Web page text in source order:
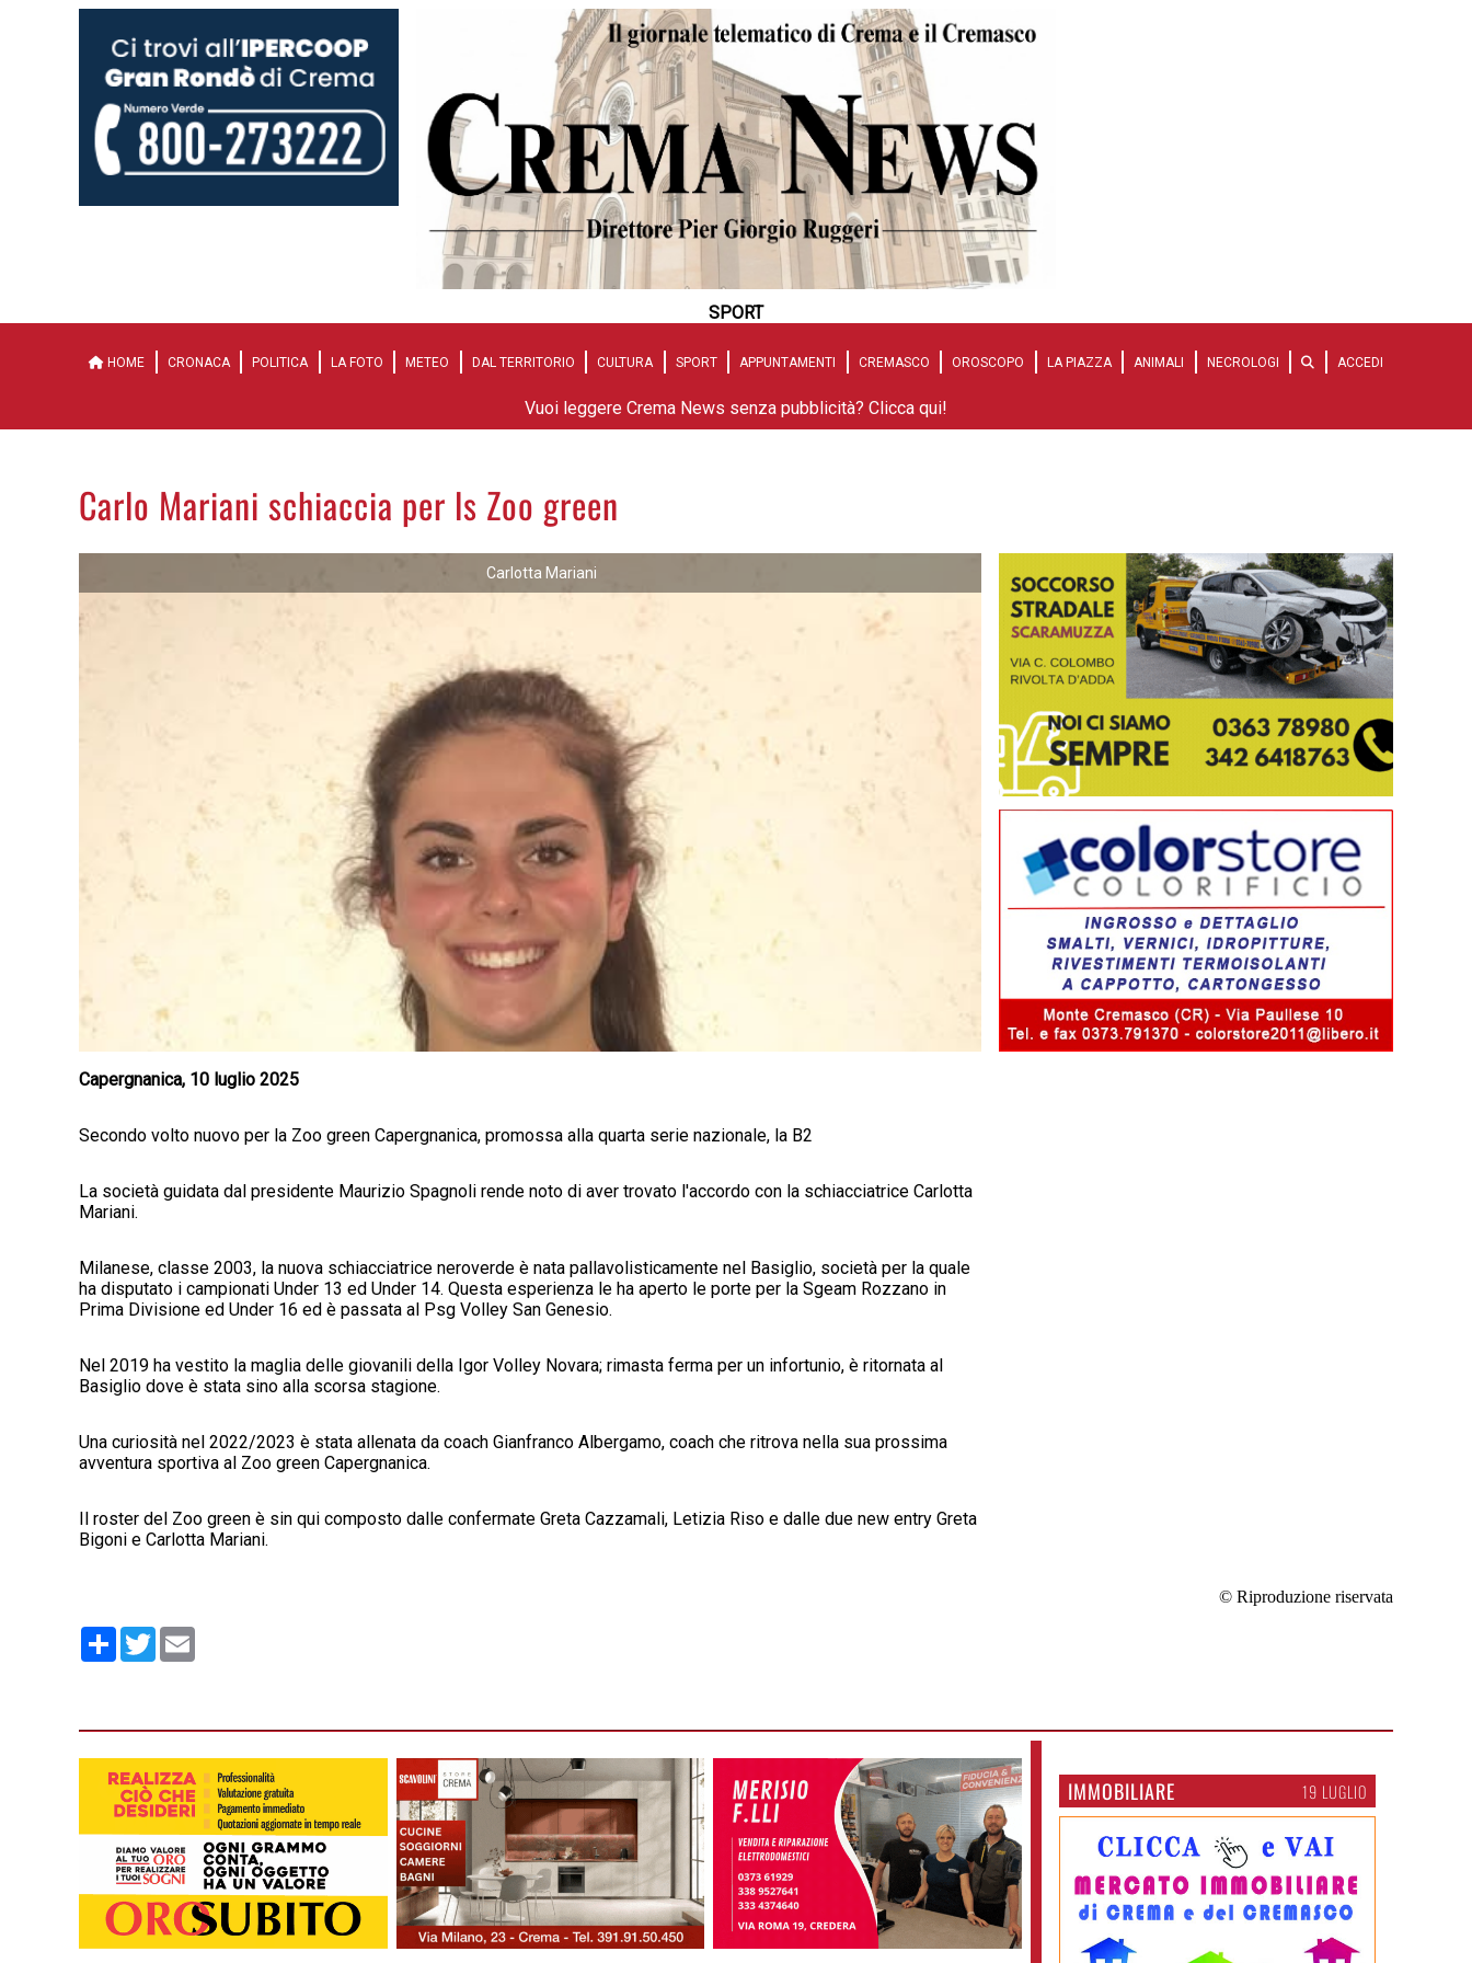
SPORT
HOME CRONACA POLITICA LA FOTO METEO DAL TERRITORIO CULTURA SPORT APPUNTAMENTI CREMASCO OROSCOPO LA PIAZZA ANIMALI NECROLOGI ACCEDI
Vuoi leggere Crema News senza pubblicità? Clicca qui!
Carlo Mariani schiaccia per ls Zoo green
Carlotta Mariani
Capergnanica, 10 luglio 2025
Secondo volto nuovo per la Zoo green Capergnanica, promossa alla quarta serie nazionale, la B2
La società guidata dal presidente Maurizio Spagnoli rende noto di aver trovato l'accordo con la schiacciatrice Carlotta
Mariani.
Milanese, classe 2003, la nuova schiacciatrice neroverde è nata pallavolisticamente nel Basiglio, società per la quale
ha disputato i campionati Under 13 ed Under 14. Questa esperienza le ha aperto le porte per la Sgeam Rozzano in
Prima Divisione ed Under 16 ed è passata al Psg Volley San Genesio.
Nel 2019 ha vestito la maglia delle giovanili della Igor Volley Novara; rimasta ferma per un infortunio, è ritornata al
Basiglio dove è stata sino alla scorsa stagione.
Una curiosità nel 2022/2023 è stata allenata da coach Gianfranco Albergamo, coach che ritrova nella sua prossima
avventura sportiva al Zoo green Capergnanica.
Il roster del Zoo green è sin qui composto dalle confermate Greta Cazzamali, Letizia Riso e dalle due new entry Greta
Bigoni e Carlotta Mariani.
© Riproduzione riservata
Condividi
Twitter
IMMOBILIARE 19 LUGLIO